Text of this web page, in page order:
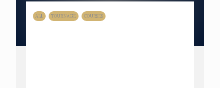
ALL TOURNAGE COURSES